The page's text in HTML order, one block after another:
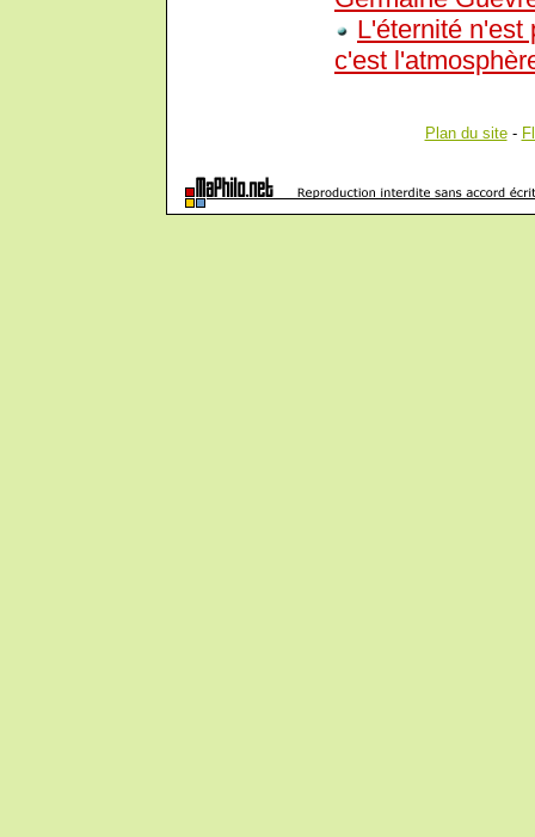
L'éternité n'est
c'est
Plan du site-